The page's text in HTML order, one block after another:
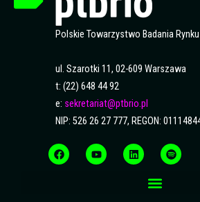
Polskie Towarzystwo Badania
ul. Szarotki 11, 02-609 Warszawa
t: (22) 648 44 92
e: sekretariat@ptbrio.pl
NIP: 526 26 27 777, REGON:
a
c
e
o
u
t
i
n
k
p
o
t